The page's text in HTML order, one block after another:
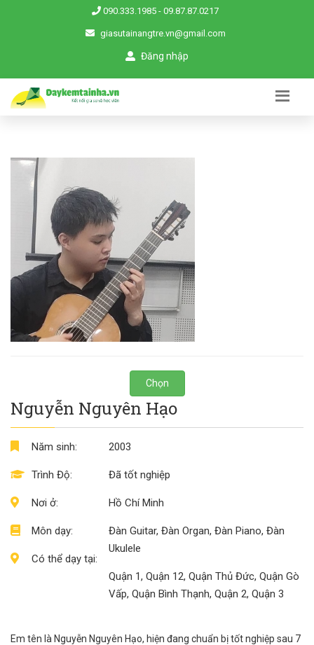
090.333.1985 - 09.87.87.0217
giasutainangtre.vn@gmail.com
Đăng nhập
Chọn
Nguyễn Nguyên Hạo
Năm sinh:
Trình Độ:
Nơi ở:
Môn dạy:
Có thể dạy tại:
2003
Đã tốt nghiệp
Hồ Chí Minh
Đàn Guitar, Đàn Organ, Đàn Piano, Đàn
Ukulele
Quận 1, Quận 12, Quận Thủ Đức, Quận Gò
Vấp, Quận Bình Thạnh, Quận 2, Quận 3
Em tên là Nguyễn Nguyên Hạo, hiện đang chuẩn bị tốt nghiệp sau 7